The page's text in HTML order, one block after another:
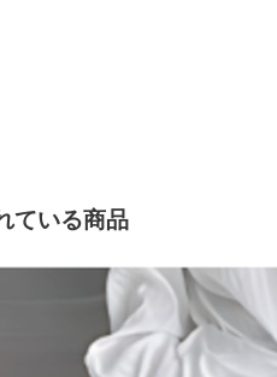
ている商品